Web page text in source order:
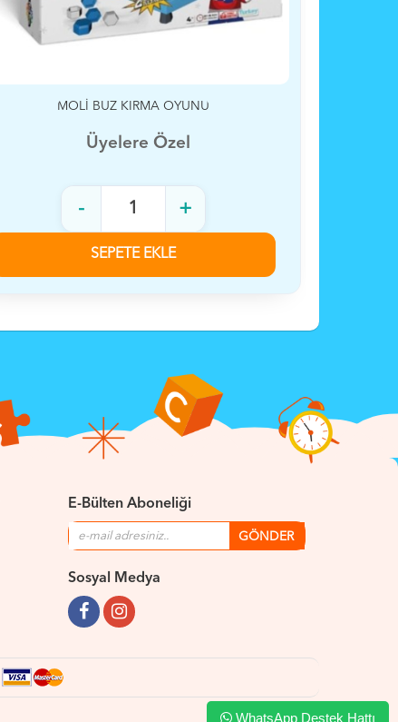
KUKULİ CEP TELEFONU
Üyelere Özel
SEPETE EKLE
E-Bülten Aboneliği
Sosyal Medya
WhatsApp Destek Hattı